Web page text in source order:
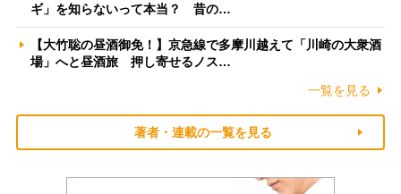
ギ」を知らないって本当？ 昔の…
【大竹聡の昼酒御免！】京急線で多摩川越えて「川崎の大衆酒
場」へと昼酒旅 押し寄せるノス…
一覧を見る
著者・連載の一覧を見る